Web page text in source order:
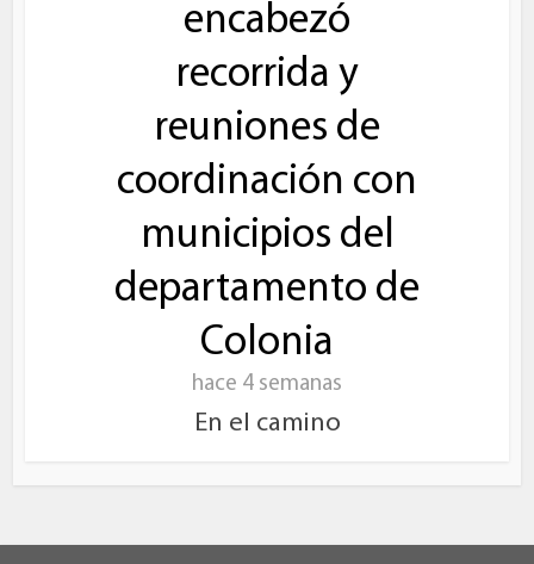
encabezó
recorrida y
reuniones de
coordinación con
municipios del
departamento de
Colonia
hace 4 semanas
En el camino